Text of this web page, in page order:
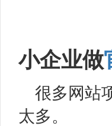
小企业做
很多网站
太多。